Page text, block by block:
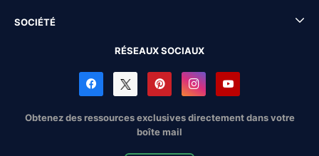
SOCIÉTÉ
RÉSEAUX SOCIAUX
Obtenez des ressources exclusives directement dans votre
boîte mail